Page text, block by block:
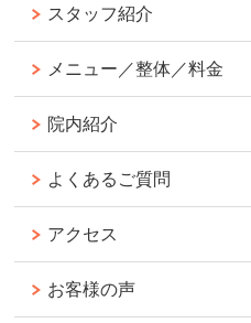
スタッフ紹介
メニュー／整体／料金
院内紹介
よくあるご質問
アクセス
お客様の声